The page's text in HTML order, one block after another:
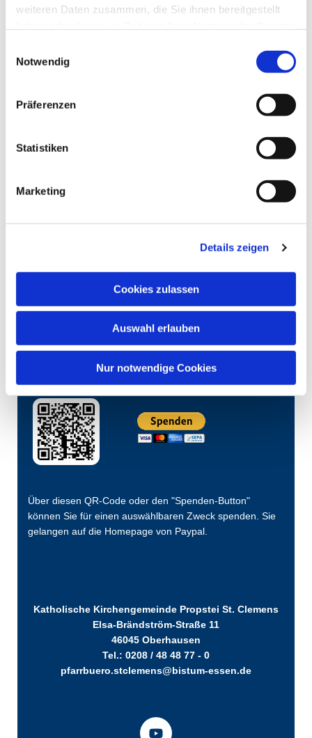
weiteren Daten zusammen, die Sie ihnen bereitgestellt
Notwendig
Präferenzen
Statistiken
Marketing
Details zeigen
Cookies zulassen
Auswahl erlauben
Nur notwendige Cookies
Über diesen QR-Code oder den "Spenden-Button"
können Sie für einen auswählbaren Zweck spenden. Sie
gelangen auf die Homepage von Paypal.
Katholische Kirchengemeinde Propstei St. Clemens
Elsa-Brändström-Straße 11
46045 Oberhausen
Tel.: 0208 / 48 48 77 - 0
pfarrbuero.stclemens@bistum-essen.de